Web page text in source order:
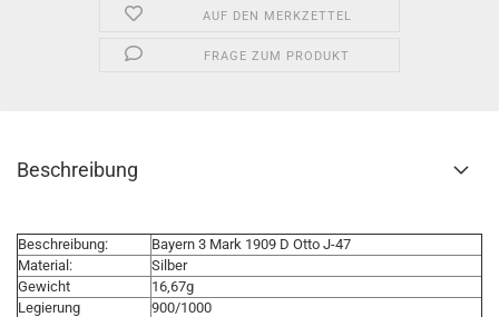
AUF DEN MERKZETTEL
FRAGE ZUM PRODUKT
Beschreibung
Beschreibung:
Bayern 3 Mark 1909 D Otto J-47
Material:
Silber
Gewicht
16,67g
Legierung
900/1000